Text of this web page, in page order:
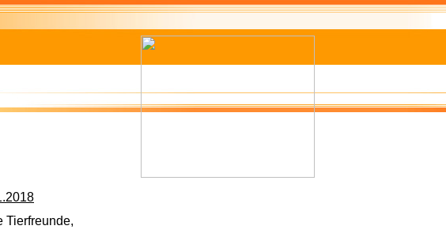
Tierfreunde,